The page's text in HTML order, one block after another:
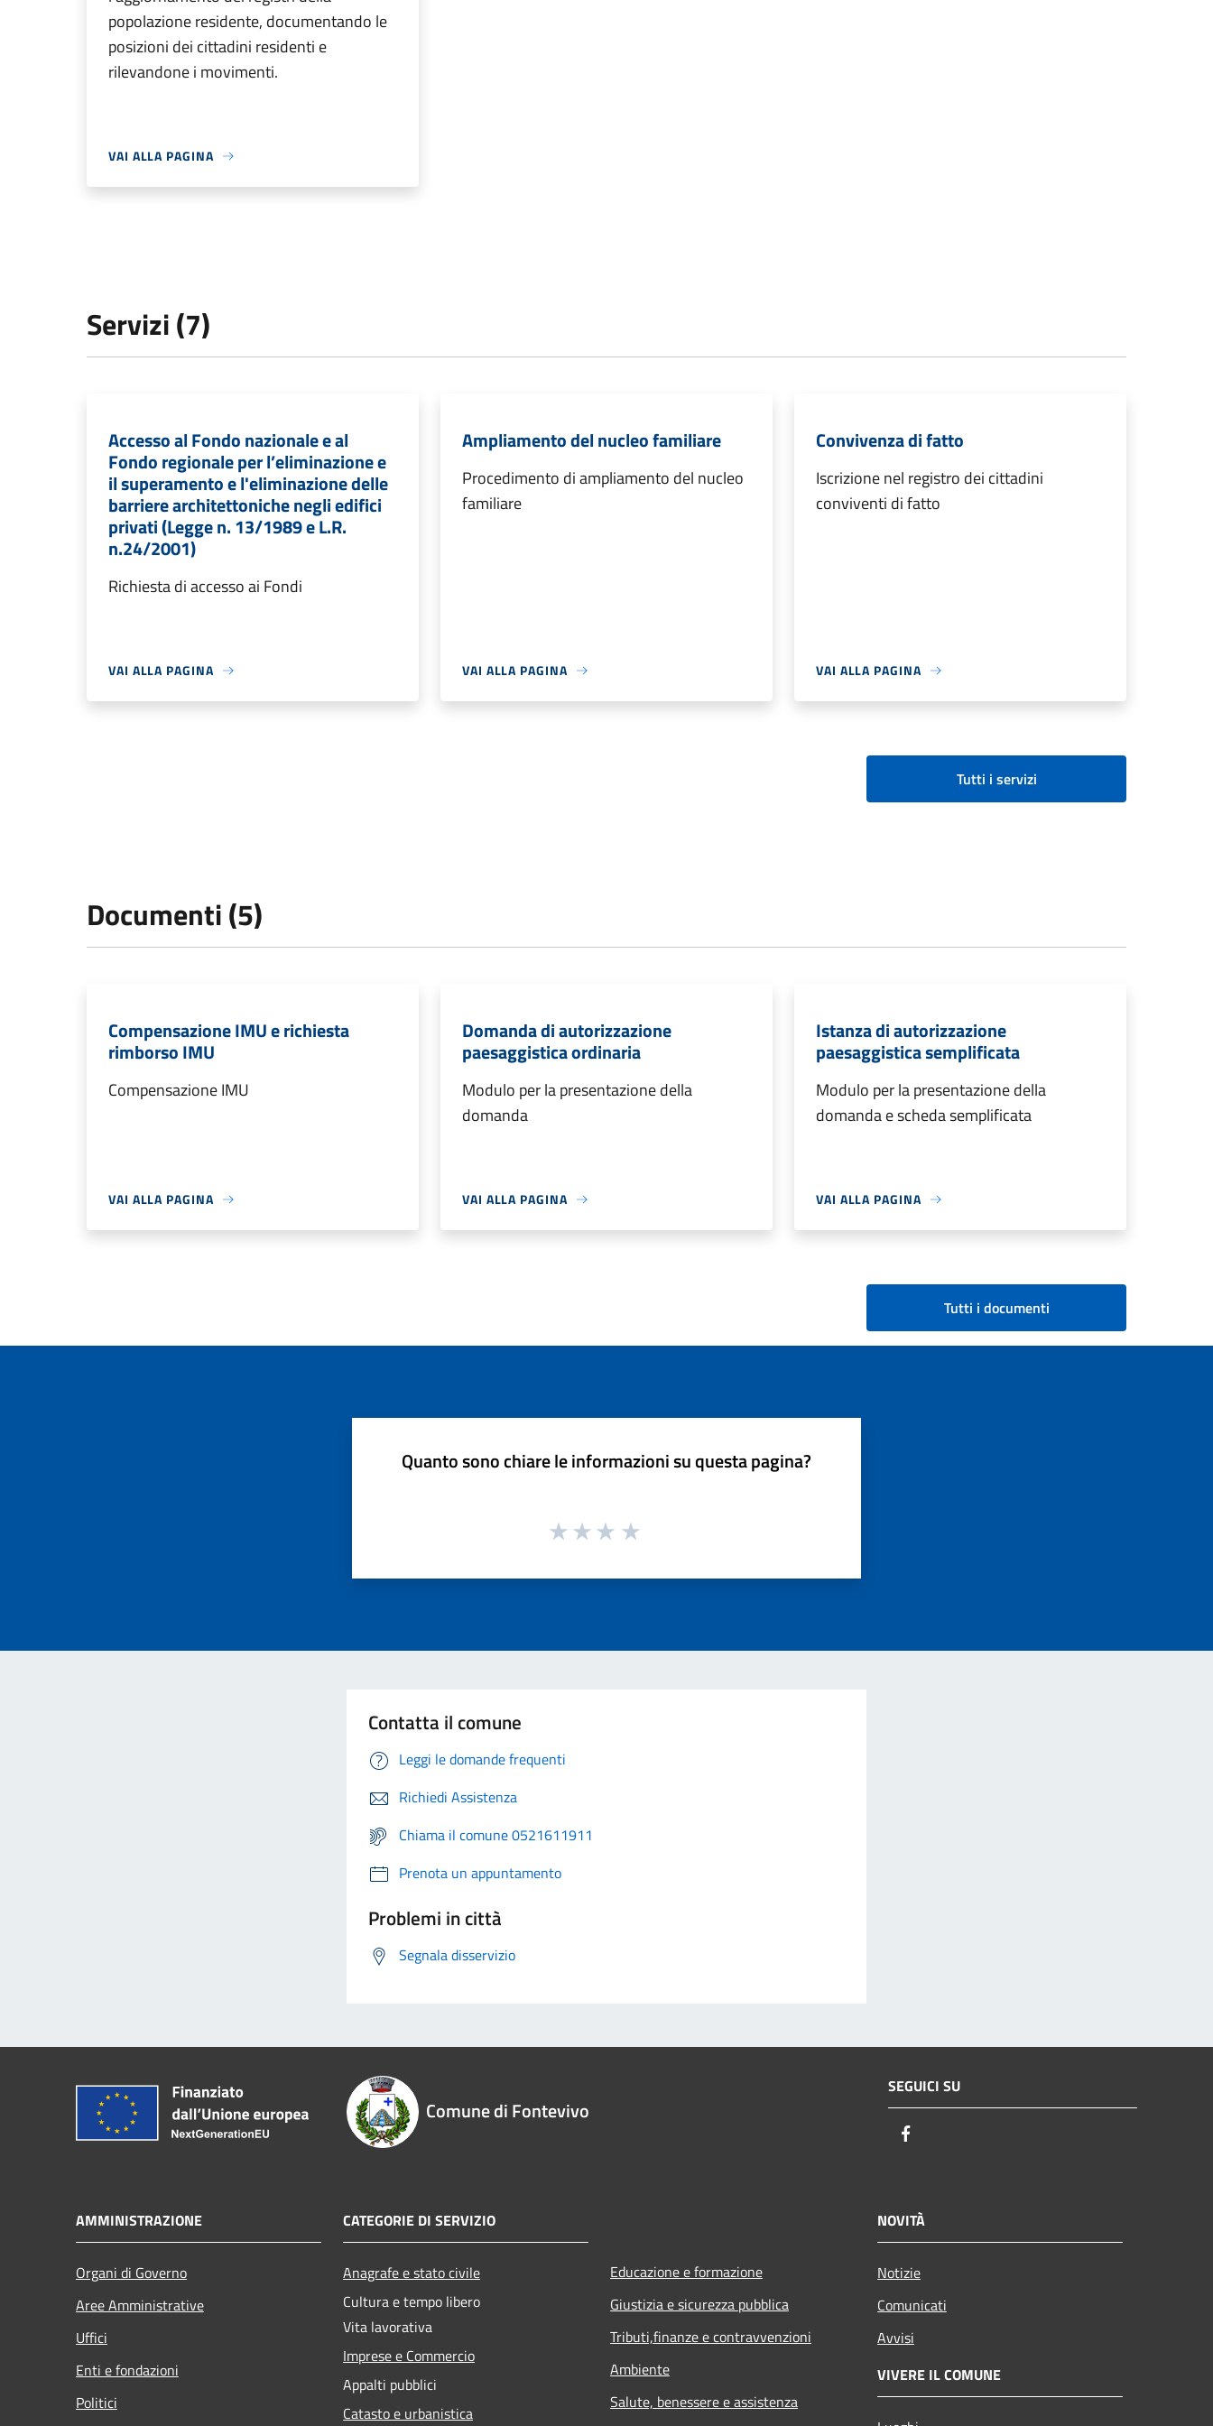
popolazione residente, documentando le
posizioni dei cittadini residenti e
rilevandone i movimenti.
VAI ALLA PAGINA
Servizi (7)
Accesso al Fondo nazionale e al
Fondo regionale per l’eliminazione e
il superamento e l'eliminazione delle
barriere architettoniche negli edifici
privati (Legge n. 13/1989 e L.R.
n.24/2001)
Richiesta di accesso ai Fondi
VAI ALLA PAGINA
Ampliamento del nucleo familiare
Procedimento di ampliamento del nucleo
familiare
VAI ALLA PAGINA
Convivenza di fatto
Iscrizione nel registro dei cittadini
conviventi di fatto
VAI ALLA PAGINA
Tutti i servizi
Documenti (5)
Compensazione IMU e richiesta
rimborso IMU
Compensazione IMU
VAI ALLA PAGINA
Domanda di autorizzazione
paesaggistica ordinaria
Modulo per la presentazione della
domanda
VAI ALLA PAGINA
Istanza di autorizzazione
paesaggistica semplificata
Modulo per la presentazione della
domanda e scheda semplificata
VAI ALLA PAGINA
Tutti i documenti
Quanto sono chiare le informazioni su questa pagina?
Contatta il comune
Leggi le domande frequenti
Richiedi Assistenza
Chiama il comune 0521611911
Prenota un appuntamento
Problemi in città
Segnala disservizio
Comune di Fontevivo
SEGUICI SU
AMMINISTRAZIONE
Organi di Governo
Aree Amministrative
Uffici
Enti e fondazioni
Politici
CATEGORIE DI SERVIZIO
Anagrafe e stato civile
Cultura e tempo libero
Vita lavorativa
Imprese e Commercio
Appalti pubblici
Catasto e urbanistica
Educazione e formazione
Giustizia e sicurezza pubblica
Tributi,finanze e contravvenzioni
Ambiente
Salute, benessere e assistenza
NOVITÀ
Notizie
Comunicati
Avvisi
VIVERE IL COMUNE